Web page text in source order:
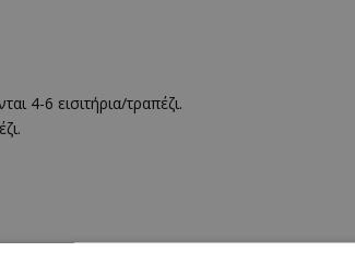
4-6 εισιτήρια/τραπέζι.